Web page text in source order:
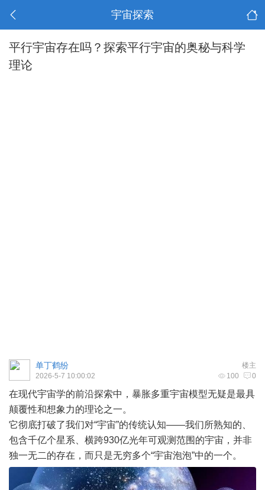
宇宙探索
平行宇宙存在吗？探索平行宇宙的奥秘与科学
理论
楼主
单丁鹤纷
100 0
2026-5-7 10:00:02
在现代宇宙学的前沿探索中，暴胀多重宇宙模型无疑是最具
颠覆性和想象力的理论之一。
它彻底打破了我们对“宇宙”的传统认知——我们所熟知的、
包含千亿个星系、横跨930亿光年可观测范围的宇宙，并非
独一无二的存在，而只是无穷多个“宇宙泡泡”中的一个。